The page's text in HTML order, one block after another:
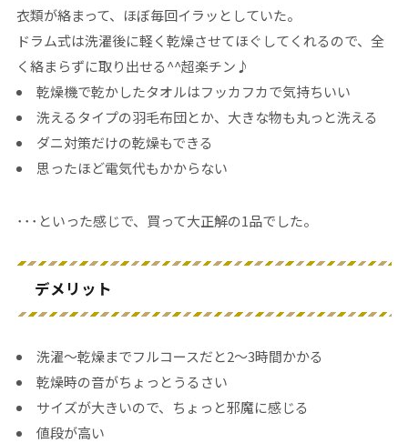
衣類が絡まって、ほぼ毎回イラッとしていた。
ドラム式は洗濯後に軽く乾燥させてほぐしてくれるので、全
く絡まらずに取り出せる^^超楽チン♪
乾燥機で乾かしたタオルはフッカフカで気持ちいい
洗えるタイプの羽毛布団とか、大きな物も丸っと洗える
ダニ対策だけの乾燥もできる
思ったほど電気代もかからない
･･･といった感じで、買って大正解の1品でした。
デメリット
洗濯〜乾燥までフルコースだと2〜3時間かかる
乾燥時の音がちょっとうるさい
サイズが大きいので、ちょっと邪魔に感じる
値段が高い